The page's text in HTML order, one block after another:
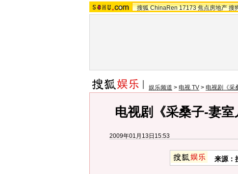
搜狐 ChinaRen 17173 焦点房地产 搜
娱乐频道 > 电视 TV > 电视剧《采
电视剧《采桑子-妻
2009年01月13日15:53
来源：